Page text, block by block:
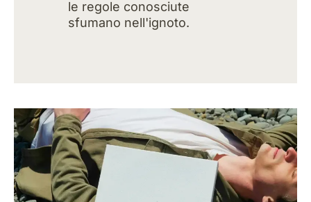
le regole conosciute
sfumano nell'ignoto.